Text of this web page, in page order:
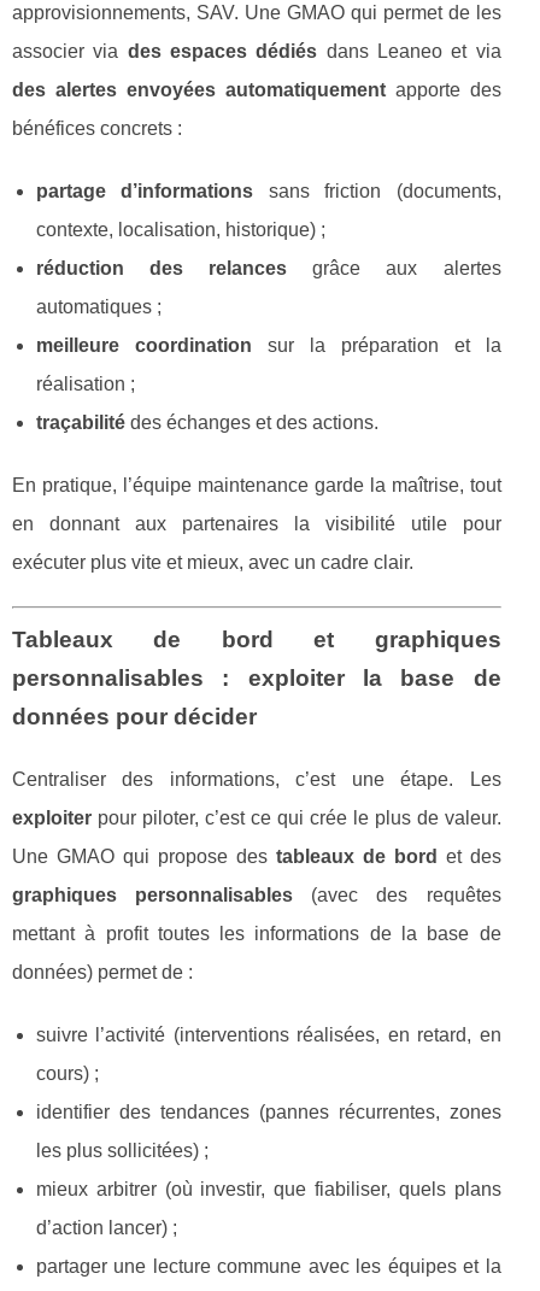
approvisionnements, SAV. Une GMAO qui permet de les
associer via des espaces dédiés dans Leaneo et via
des alertes envoyées automatiquementapporte des
bénéfices concrets :
partage d’informations sans friction (documents,
contexte, localisation, historique) ;
réduction des relances grâce aux alertes
automatiques ;
meilleure coordination sur la préparation et la
réalisation ;
traçabilité des échanges et des actions.
En pratique, l’équipe maintenance garde la maîtrise, tout
en donnant aux partenaires la visibilité utile pour
exécuter plus vite et mieux, avec un cadre clair.
Tableaux de bord et graphiques
personnalisables : exploiter la base de
données pour décider
Centraliser des informations, c’est une étape. Les
exploiter pour piloter, c’est ce qui crée le plus de valeur.
Une GMAO qui propose des tableaux de bord et des
graphiques personnalisables (avec des requêtes
mettant à profit toutes les informations de la base de
données) permet de :
suivre l’activité (interventions réalisées, en retard, en
cours) ;
identifier des tendances (pannes récurrentes, zones
les plus sollicitées) ;
mieux arbitrer (où investir, que fiabiliser, quels plans
d’action lancer) ;
partager une lecture commune avec les équipes et la